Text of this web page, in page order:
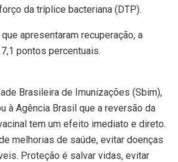
da tríplice bacteriana (DTP).
apresentaram recuperação, a
pontos percentuais.
Brasileira de Imunizações (Sbim),
à Agência Brasil que a reversão da
tem um efeito imediato e direto.
melhorias de saúde, evitar doenças
Proteção é salvar vidas, evitar